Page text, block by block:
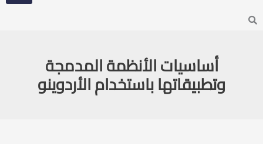
Search
أساسيات الأنظمة المدمجة
وتطبيقاتها باستخدام الأردوينو